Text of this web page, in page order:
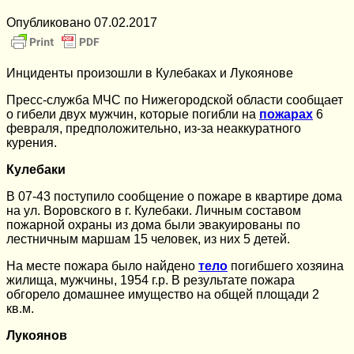
Опубликовано 07.02.2017
Инциденты произошли в Кулебаках и Лукоянове
Пресс-служба МЧС по Нижегородской области сообщает
о гибели двух мужчин, которые погибли на пожарах 6
февраля, предположительно, из-за неаккуратного
курения.
Кулебаки
В 07-43 поступило сообщение о пожаре в квартире дома
на ул. Воровского в г. Кулебаки. Личным составом
пожарной охраны из дома были эвакуированы по
лестничным маршам 15 человек, из них 5 детей.
На месте пожара было найдено тело погибшего хозяина
жилища, мужчины, 1954 г.р. В результате пожара
обгорело домашнее имущество на общей площади 2
кв.м.
Лукоянов